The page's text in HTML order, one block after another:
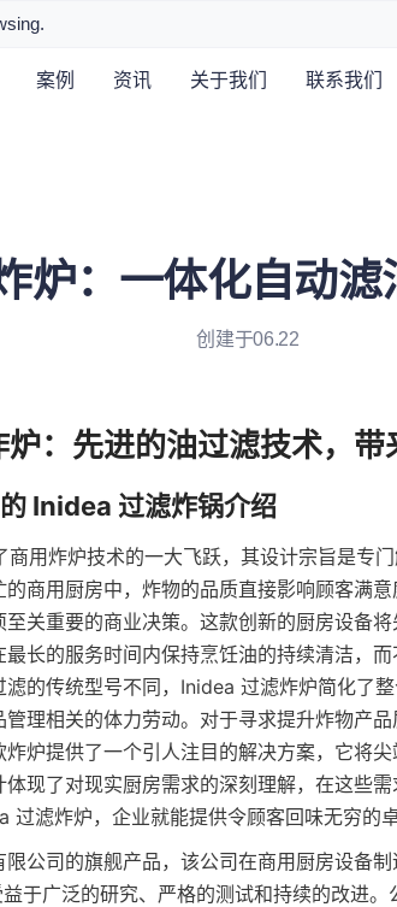
案例 资讯 关于我们 联系我们
炉：一体化自动
创建于06.22
商用炸炉技术的一大飞跃，其设计宗旨是专
商用厨房中，炸物的品质直接影响顾客满
至关重要的商业决策。这款创新的厨房设备
长的服务时间内保持烹饪油的持续清洁，
的传统型号不同，Inidea 过滤炸炉简化了
理相关的体力劳动。对于寻求提升炸物产
炉提供了一个引人注目的解决方案，它将
现了对现实厨房需求的深刻理解，在这些
过滤炸炉，企业就能提供令顾客回味无穷的
公司的旗舰产品，该公司在商用厨房设备
于广泛的研究、严格的测试和持续的改进